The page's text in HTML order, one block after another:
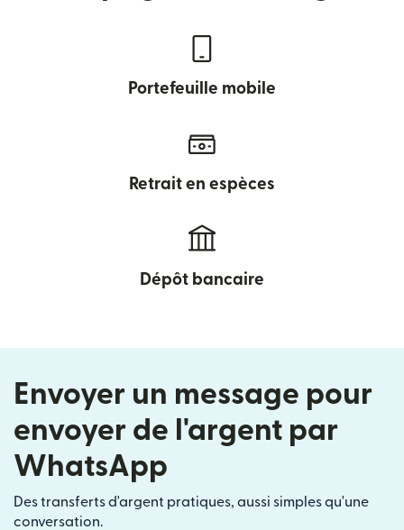
Portefeuille mobile
Retrait en espèces
Dépôt bancaire
Envoyer un message pour
envoyer de l'argent par
WhatsApp
Des transferts d'argent pratiques, aussi simples qu'une
conversation.